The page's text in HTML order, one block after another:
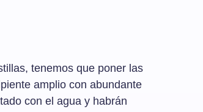
tenemos que poner las
amplio con abundante
con el agua y habrán